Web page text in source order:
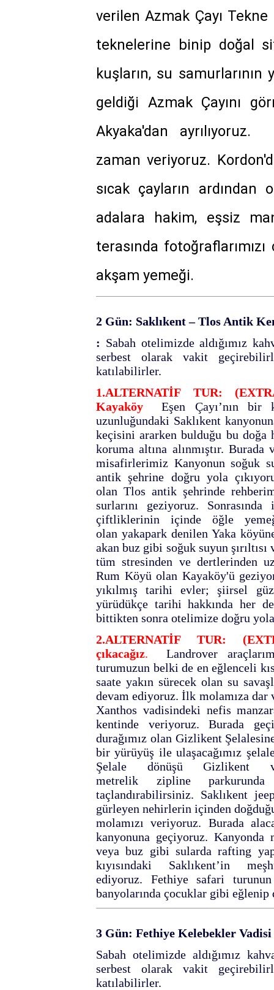
verilen Azmak Çayı
teknelerine binip doğal
kuşların, su samurlarının
geldiği Azmak Çayını
Akyaka'dan
zaman veriyoruz.
sıcak çayların ardından
adalara hakim, eşsiz
terasında
akşam yemeği.
2 Gün: Saklıkent – Tlos Antik
: Sabah otelimizde aldığımız
serbest olarak vakit
katılabilirler.
1.ALTERNATİF TUR:
Kayaköy Eşen Çayı’nın bir
uzunluğundaki Saklıkent
keçisini ararken bulduğu bu doğa
koruma altına alınmıştır.
misafirlerimiz Kanyonun soğuk
antik şehrine doğru yola
olan Tlos antik şehrinde
surlarını geziyoruz.
çiftliklerinin içinde öğle
olan yakapark denilen Yaka
akan buz gibi soğuk suyun
tüm stresinden ve dertlerinden
Rum Köyü olan Kayaköy'ü
yıkılmış tarihi evler; şiirsel
yürüdükçe tarihi hakkında her
bittikten sonra otelimize doğru yola
2.ALTERNATİF TUR:
çıkacağız.
Landrover
turumuzun belki de en eğlenceli
saate yakın sürecek olan su
devam ediyoruz. İlk molamıza dar
Xanthos vadisindeki nefis
kentinde veriyoruz. Burada
durağımız olan Gizlikent
bir yürüyüş ile ulaşacağımız
Şelale dönüşü Gizlikent
metrelik zipline
taçlandırabilirsiniz. Saklıkent
gürleyen nehirlerin içinden
molamızı veriyoruz. Burada
kanyonuna geçiyoruz.
veya buz gibi sularda rafting
kıyısındaki Saklıkent’in
ediyoruz. Fethiye safari
banyolarında çocuklar gibi
3 Gün: Fethiye Kelebekler
Sabah otelimizde aldığımız
serbest olarak vakit
katılabilirler.